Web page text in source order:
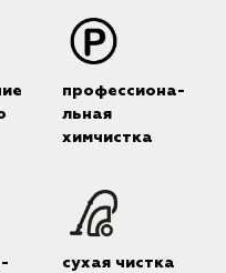
профессиона-
льная
химчистка
сухая чистка